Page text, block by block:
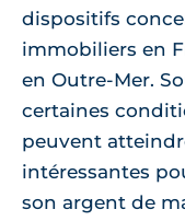
dispositifs
immobiliers en
en Outre-Mer.
certaines
peuvent
intéressantes
son argent de